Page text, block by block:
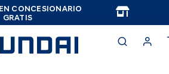
CONCESIONARIO
GRATIS